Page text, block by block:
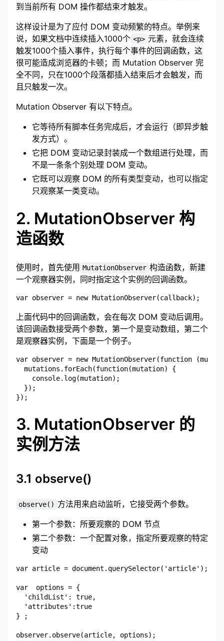
到当前所有 DOM 操作都结束才触发。
这样设计是为了应付 DOM 变动频繁的特点。举例来
说，如果文档中连续插入1000个 <p> 元素，就会连续
触发1000个插入事件，执行每个事件的回调函数，这
很可能造成浏览器的卡顿；而 Mutation Observer 完
全不同，只在1000个段落都插入结束后才会触发，而
且只触发一次。
Mutation Observer 有以下特点。
它等待所有脚本任务完成后，才会运行（即异步触
发方式）。
它把 DOM 变动记录封装成一个数组进行处理，而
不是一条条个别处理 DOM 变动。
它既可以观察 DOM 的所有类型变动，也可以指定
只观察某一类变动。
2. MutationObserver 构
造函数
使用时，首先使用 MutationObserver 构造函数，新建
一个观察器实例，同时指定这个实例的回调函数。
上面代码中的回调函数，会在每次 DOM 变动后调用。
该回调函数接受两个参数，第一个是变动数组，第二个
是观察器实例，下面是一个例子。
var observer = new MutationObserver(function
  mutations.forEach(function(mutation) {
    console.log(mutation);
  });
3. MutationObserver 的
实例方法
3.1 observe()
observe() 方法用来启动监听，它接受两个参数。
第一个参数：所要观察的 DOM 节点
第二个参数：一个配置对象，指定所要观察的特定
变动
var article = document.querySelector('article');
var  options = {
  'childList': true,
  'attributes':true
} ;